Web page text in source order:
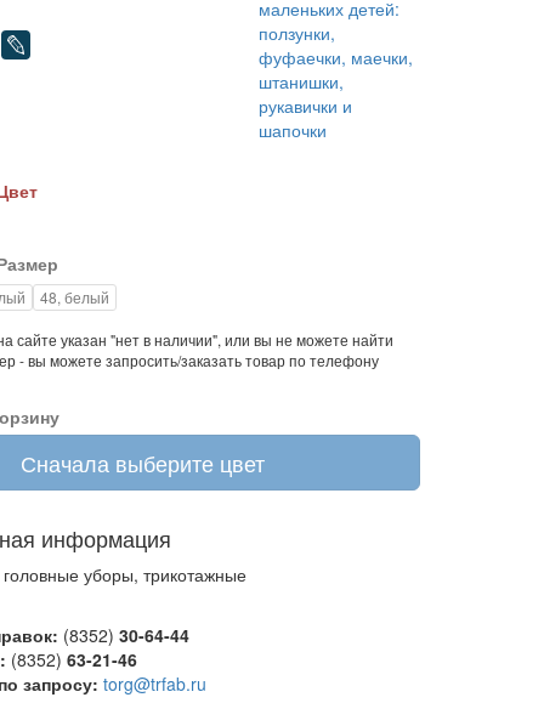
маленьких детей:
ползунки,
фуфаечки, маечки,
штанишки,
рукавички и
шапочки
48, белый
сайте указан "нет в наличии", или вы не можете найти
- вы можете запросить/заказать товар по телефону
Сначала выберите цвет
информация
уборы, трикотажные
(8352) 30-64-44
(8352) 63-21-46
запросу: torg@trfab.ru